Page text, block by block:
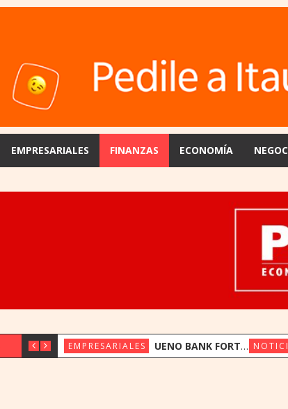
EMPRESARIALES FINANZAS ECONOMÍA
EMPRESARIALES UENO BANK FORTALECE SU FONDEO INTERNACIONAL CON US$ 17,5 MILLONES DE TRIODOS BANK Y GAWA CAPITAL